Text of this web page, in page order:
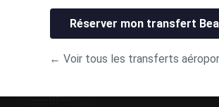
Réserver mon transfert
← Voir tous les transferts